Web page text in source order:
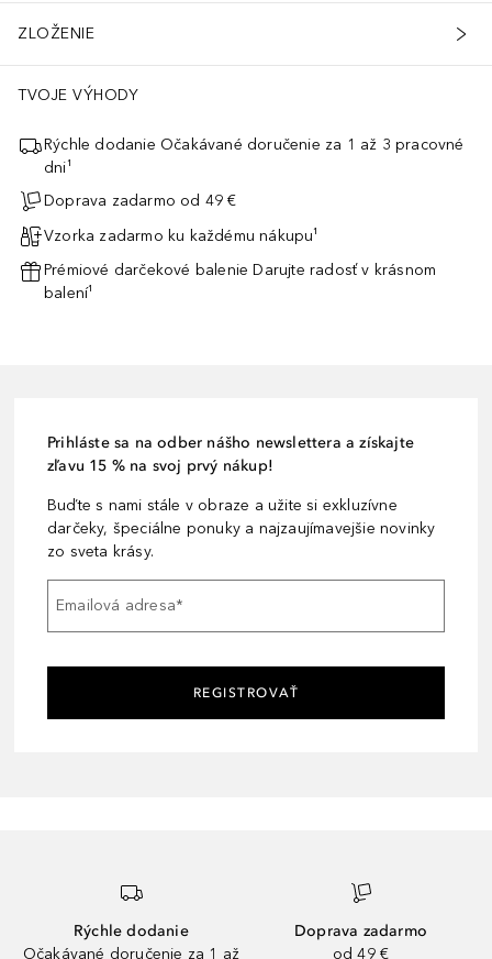
ZLOŽENIE
TVOJE VÝHODY
Rýchle dodanie Očakávané doručenie za 1 až 3 pracovné
dni¹
Doprava zadarmo od 49 €
Vzorka zadarmo ku každému nákupu¹
Prémiové darčekové balenie Darujte radosť v krásnom
balení¹
Prihláste sa na odber nášho newslettera a získajte
zľavu 15 % na svoj prvý nákup!
Buďte s nami stále v obraze a užite si exkluzívne
darčeky, špeciálne ponuky a najzaujímavejšie novinky
zo sveta krásy.
Emailová adresa*
REGISTROVAŤ
Rýchle dodanie
Očakávané doručenie za 1 až
Doprava zadarmo
od 49 €